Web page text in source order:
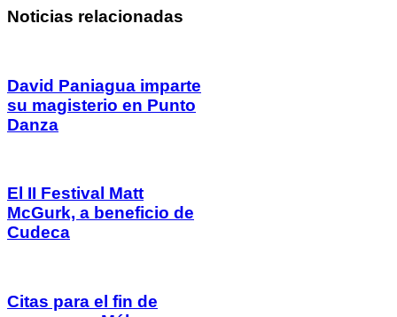
Noticias relacionadas
David Paniagua imparte
su magisterio en Punto
Danza
El II Festival Matt
McGurk, a beneficio de
Cudeca
Citas para el fin de